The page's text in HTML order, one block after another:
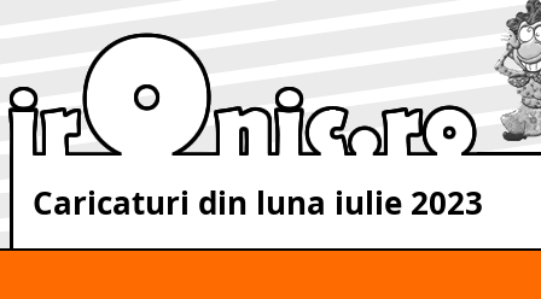
Caricaturi din luna iulie 2023